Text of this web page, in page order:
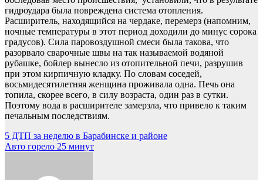
гидроудара была повреждена система отопления.
Расширитель, находящийся на чердаке, перемерз (напомним,
ночные температуры в этот период доходили до минус сорока
градусов). Сила паровоздушной смеси была такова, что
разорвало сварочные швы на так называемой водяной
рубашке, бойлер вынесло из отопительной печи, разрушив
при этом кирпичную кладку. По словам соседей,
восьмидесятилетняя женщина проживала одна. Печь она
топила, скорее всего, в силу возраста, один раз в сутки.
Поэтому вода в расширителе замерзла, что привело к таким
печальным последствиям.
Навигация
по
5 ДТП за неделю в Барабинске и районе
Авто горело 25 минут